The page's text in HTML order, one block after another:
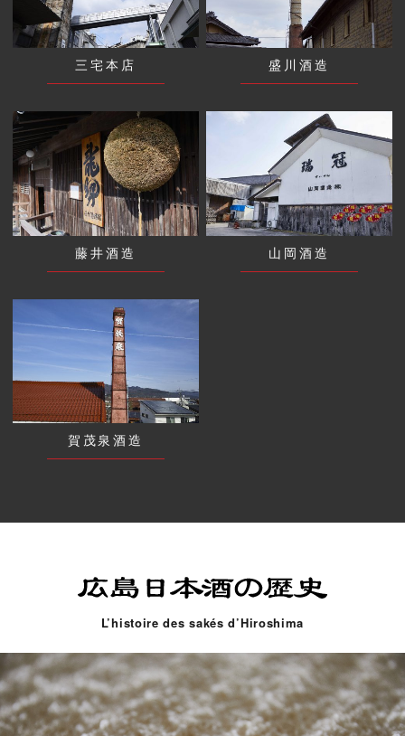
三宅本店 盛川酒造
藤井酒造 山岡酒造
賀茂泉酒造
L’histoire des sakés d’Hiroshima